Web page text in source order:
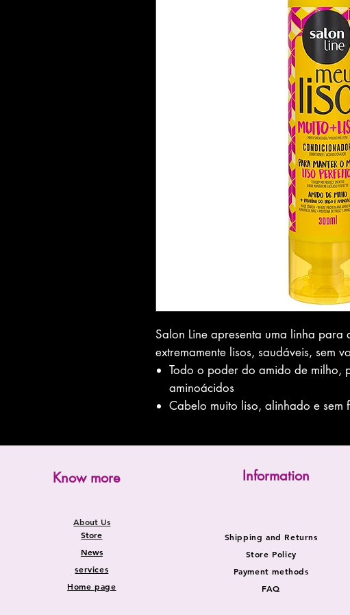
Salon Line apresenta uma linha para
extremamente lisos, saudáveis, sem
Todo o poder do amido de milho,
aminoácidos
Cabelo muito liso, alinhado e sem
Know more
Store
News
services
Home page
About Us
Information
Shipping and Returns
Store Policy
Payment methods
FAQ